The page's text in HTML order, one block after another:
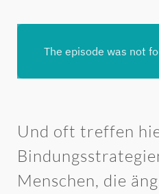
Und oft treffen
Menschen, die